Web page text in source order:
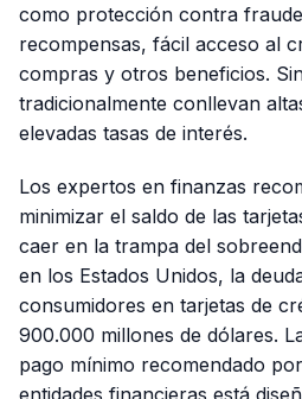
como protección contra
recompensas, fácil acceso al
compras y otros beneficios.
tradicionalmente conllevan
elevadas tasas de interés.
Los expertos en finanzas
minimizar el saldo de las
caer en la trampa del
en los Estados Unidos, la
consumidores en tarjetas de
900.000 millones de dólares.
pago mínimo recomendado
entidades financieras está